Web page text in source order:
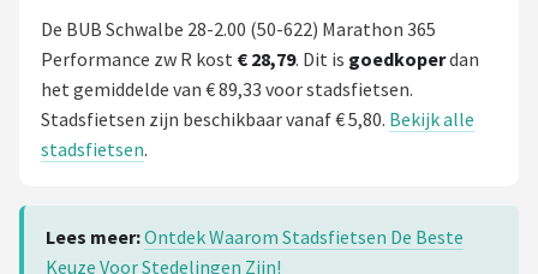
De BUB Schwalbe 28-2.00 (50-622) Marathon 365
Performance zw R kost € 28,79. Dit is goedkoperdan
het gemiddelde van € 89,33 voor stadsfietsen.
Stadsfietsen zijn beschikbaar vanaf € 5,80. Bekijk alle
stadsfietsen.
Lees meer:Ontdek Waarom Stadsfietsen De Beste
Keuze Voor Stedelingen Zijn!